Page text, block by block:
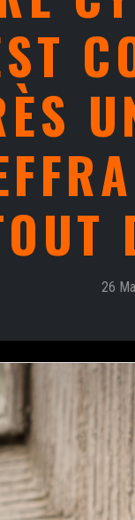
26